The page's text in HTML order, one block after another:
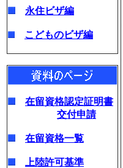
永住ビザ編
こどものビザ編
在留資格認定証明書
交付申請
在留資格一覧
上陸許可基準